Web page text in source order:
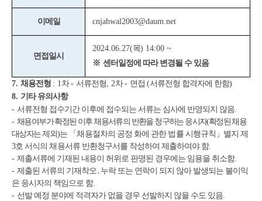
이메일 cnjahwal2003@daum.net
면접일시
2024.06.27(목) 14:00 ~
※ 센터일정에 따라 변경될 수 있음
7. 채용전형 : 1차- 서류전형, 2차- 면접 (서류전형 합격자에 한함)
8. 기타 유의사항
- 서류전형 접수기간 이후에 접수되는 서류는 심사에 반영되지 않음.
- 채용여부가 확정된 이후 채용서류의 반환을 청구하는 응시자(확정된 채용
대상자는제외)는 「채용절차의 공정 화에 관한 법률 시행규칙 」 별지 제
3호 서식의 채용서류 반환청구서를 작성하여 제출하여야 함.
- 제출서류에 기재된 내용이 허위로 판명된 경우에는 임용을 취소함.
- 제출된 서류의 기재착오․ 누락 또는 연락이 되지 않아 발생되는 불이익
은 응시자의 책임으로 함.
- 선발 예정 분야에 적격자가 없을 경우 선발하지 않을 수도 있음.